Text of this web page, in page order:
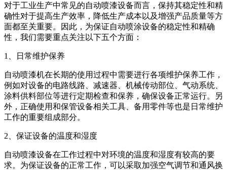
对于工业生产中常见的自动喷漆设备而言，保持其稳定性和精
确性对于提高生产效率，降低生产成本以及增强产品质量等方
面都至关重要。因此，为保证自动喷涂设备的稳定性和精确
性，我们需要重点关注以下五个方面：
1、日常维护保养
自动喷漆机在长期的使用过程中需要进行各项维护保养工作，
例如对设备的电路线路、减速器、机械传动部位、气动系统、
涂料供料部位等进行定期检查和保养，确保设备正常运行。另
外，正确使用和保管设备相关工具、备用零件等也是日常维护
工作的重要组成部分。
2、保证设备的温度和湿度
自动喷漆设备在工作过程中对环境的温度和湿度有较高的要
求。为保证设备的正常工作，可以采取加强空气调节和通风换